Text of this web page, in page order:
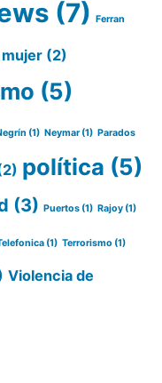
(7) Ferran
mujer (2)
(5)
(1) Neymar(1) Parados
política (5)
(3) Puertos (1) Rajoy (1)
(1) Terrorismo (1)
Violencia de